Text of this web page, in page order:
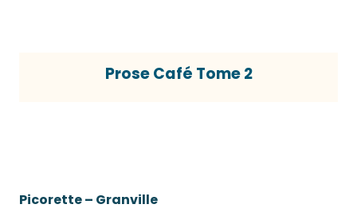
Prose Café Tome 2
Picorette – Granville